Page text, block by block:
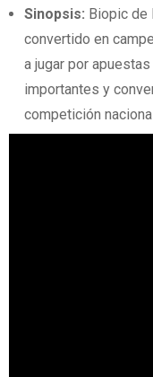
Sinopsis: Biopic de
convertido en
a jugar por
importantes y
competición